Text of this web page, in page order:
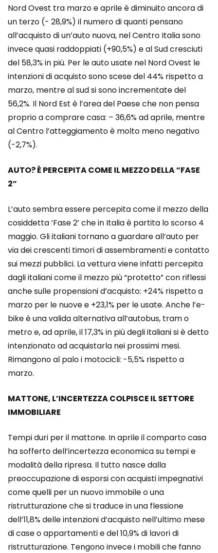
Nord Ovest tra marzo e aprile è diminuito ancora di
un terzo (- 28,9%) il numero di quanti pensano
all’acquisto di un’auto nuova, nel Centro Italia sono
invece quasi raddoppiati (+90,5%) e al Sud cresciuti
del 58,3% in più. Per le auto usate nel Nord Ovest le
intenzioni di acquisto sono scese del 44% rispetto a
marzo, mentre al sud si sono incrementate del
56,2%. Il Nord Est è l’area del Paese che non pensa
proprio a comprare casa: – 36,6% ad aprile, mentre
al Centro l’atteggiamento è molto meno negativo
(-2,7%).
AUTO? È PERCEPITA COME IL MEZZO DELLA “FASE
2”
L’auto sembra essere percepita come il mezzo della
cosiddetta ‘Fase 2’ che in Italia è partita lo scorso 4
maggio. Gli italiani tornano a guardare all’auto per
via dei crescenti timori di assembramenti e contatto
sui mezzi pubblici. La vettura viene infatti percepita
dagli italiani come il mezzo più “protetto” con riflessi
anche sulle propensioni d’acquisto: +24% rispetto a
marzo per le nuove e +23,1% per le usate. Anche l’e-
bike è una valida alternativa all’autobus, tram o
metro e, ad aprile, il 17,3% in più degli italiani si è detto
intenzionato ad acquistarla nei prossimi mesi.
Rimangono al palo i motocicli: -5,5% rispetto a
marzo.
MATTONE, L’INCERTEZZA COLPISCE IL SETTORE
IMMOBILIARE
Tempi duri per il mattone. In aprile il comparto casa
ha sofferto dell’incertezza economica su tempi e
modalità della ripresa. Il tutto nasce dalla
preoccupazione di esporsi con acquisti impegnativi
come quelli per un nuovo immobile o una
ristrutturazione che si traduce in una flessione
dell’11,8% delle intenzioni d’acquisto nell’ultimo mese
di case o appartamenti e del 10,9% di lavori di
ristrutturazione. Tengono invece i mobili che fanno